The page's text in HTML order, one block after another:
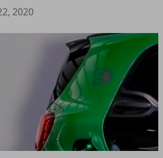
2020